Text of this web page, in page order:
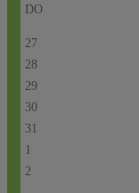
DO
27
28
29
30
31
1
2